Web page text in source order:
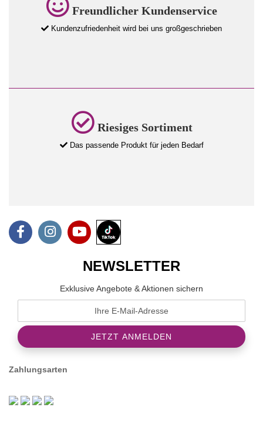
Freundlicher Kundenservice
Kundenzufriedenheit wird bei uns großgeschrieben
Riesiges Sortiment
Das passende Produkt für jeden Bedarf
NEWSLETTER
Exklusive Angebote & Aktionen sichern
Zahlungsarten